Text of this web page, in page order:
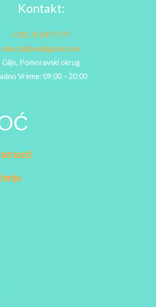
Kontakt:
+381 35 8477 977
obucadijana@gmail.com
Gilje, Pomoravski okrug
Vreme: 09:00 – 20:00